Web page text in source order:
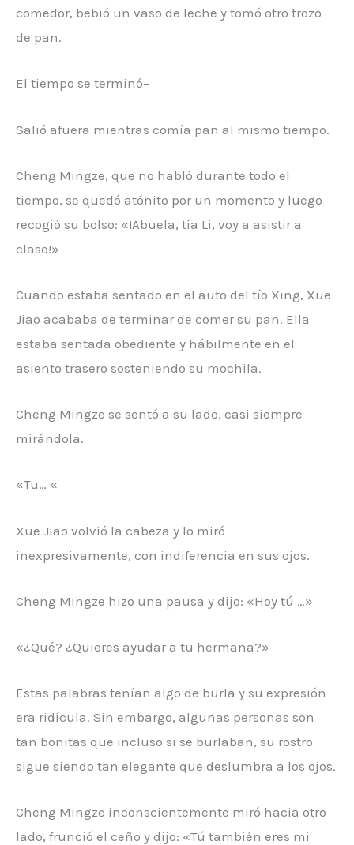
comedor, bebió un vaso de leche y tomó otro trozo
de pan.
El tiempo se terminó–
Salió afuera mientras comía pan al mismo tiempo.
Cheng Mingze, que no habló durante todo el
tiempo, se quedó atónito por un momento y luego
recogió su bolso: «¡Abuela, tía Li, voy a asistir a
clase!»
Cuando estaba sentado en el auto del tío Xing, Xue
Jiao acababa de terminar de comer su pan. Ella
estaba sentada obediente y hábilmente en el
asiento trasero sosteniendo su mochila.
Cheng Mingze se sentó a su lado, casi siempre
mirándola.
«Tu… «
Xue Jiao volvió la cabeza y lo miró
inexpresivamente, con indiferencia en sus ojos.
Cheng Mingze hizo una pausa y dijo: «Hoy tú …»
«¿Qué? ¿Quieres ayudar a tu hermana?»
Estas palabras tenían algo de burla y su expresión
era ridícula. Sin embargo, algunas personas son
tan bonitas que incluso si se burlaban, su rostro
sigue siendo tan elegante que deslumbra a los ojos.
Cheng Mingze inconscientemente miró hacia otro
lado, frunció el ceño y dijo: «Tú también eres mi